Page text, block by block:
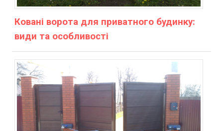
Ковані ворота для приватного будинку:
види та особливості